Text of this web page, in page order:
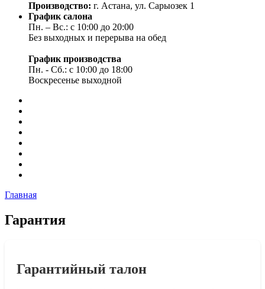
Производство: г. Астана, ул. Сарыозек 1
График салона
Пн. – Вс.: с 10:00 до 20:00
Без выходных и перерыва на обед
График производства
Пн. - Сб.: с 10:00 до 18:00
Воскресенье выходной
Главная
Гарантия
Гарантийный талон